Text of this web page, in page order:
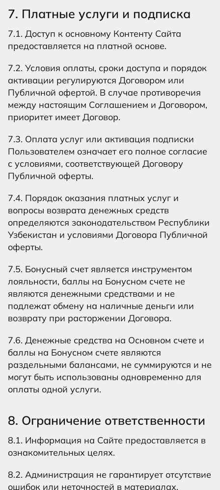
7. Платные услуги и подписка
7.1. Доступ к основному Контенту Сайта
предоставляется на платной основе.
7.2. Условия оплаты, сроки доступа и порядок
активации регулируются Договором или
Публичной офертой. В случае противоречия
между настоящим Соглашением и Договором,
приоритет имеет Договор.
7.3. Оплата услуг или активация подписки
Пользователем означает его полное согласие
с условиями, соответствующей Договору
Публичной оферты.
7.4. Порядок оказания платных услуг и
вопросы возврата денежных средств
определяются законодательством Республики
Узбекистан и условиями Договора Публичной
оферты.
7.5. Бонусный счет является инструментом
лояльности, баллы на Бонусном счете не
являются денежными средствами и не
подлежат обмену на наличные деньги или
возврату при расторжении Договора.
7.6. Денежные средства на Основном счете и
баллы на Бонусном счете являются
раздельными балансами, не суммируются и не
могут быть использованы одновременно для
оплаты одной услуги.
8. Ограничение ответственности
8.1. Информация на Сайте предоставляется в
ознакомительных целях.
8.2. Администрация не гарантирует отсутствие
ошибок или неточностей в материалах.